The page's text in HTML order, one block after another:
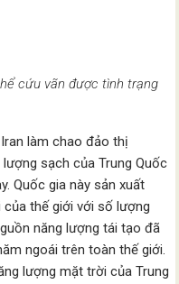
cứu vãn được tình trạng
làm chao đảo thị
sạch của Trung Quốc
Quốc gia này sản xuất
thế giới với số lượng
năng lượng tái tạo đã
ngoái trên toàn thế giới.
lượng mặt trời của Trung